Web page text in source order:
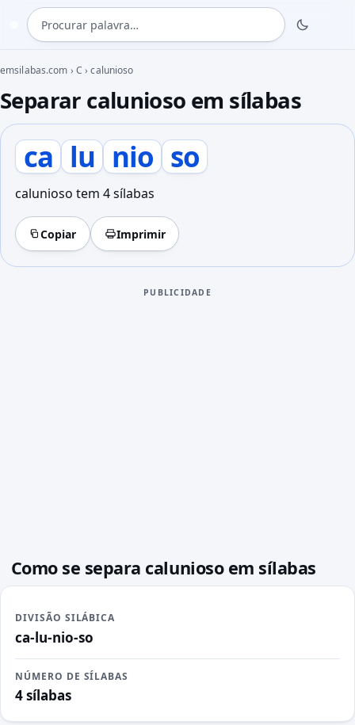
Procurar palavra
emsilabas.com › C ›calunioso
Separar calunioso em sílabas
ca lu nio so
calunioso tem 4 sílabas
Copiar Imprimir
PUBLICIDADE
Como se separa calunioso em sílabas
DIVISÃO SILÁBICA
ca-lu-nio-so
NÚMERO DE SÍLABAS
4 sílabas